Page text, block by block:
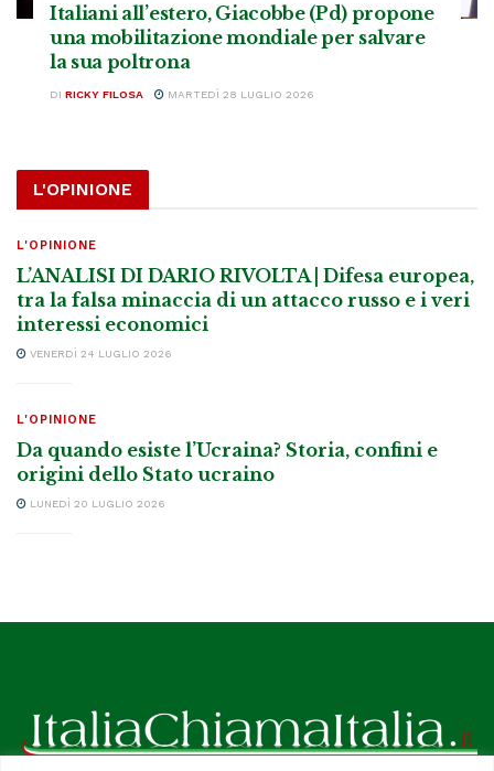
Italiani all’estero, Giacobbe (Pd) propone
una mobilitazione mondiale per salvare
la sua poltrona
DI RICKY FILOSA MARTEDÌ 28 LUGLIO 2026
L'OPINIONE
L'OPINIONE
L’ANALISI DI DARIO RIVOLTA | Difesa europea,
tra la falsa minaccia di un attacco russo e i veri
interessi economici
VENERDÌ 24 LUGLIO 2026
L'OPINIONE
Da quando esiste l’Ucraina? Storia, confini e
origini dello Stato ucraino
LUNEDÌ 20 LUGLIO 2026